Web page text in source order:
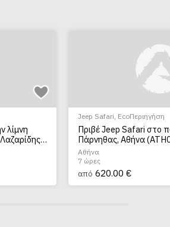
λίμνη
Jeep Safari, EcoΠεριηγήση
Πριβέ Jeep Safari στο
Πάρνηθας, Αθήνα
Αθήνα
7 ώρες
από 620.00 €